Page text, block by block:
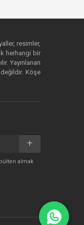
resimler,
herhangi bir
Yayınlanan
Köşe
almak